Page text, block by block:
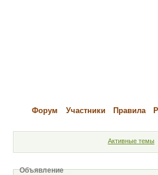
Форум Участники Правила
Активные темы
Объявление